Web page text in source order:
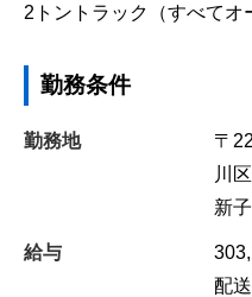
2トントラック（すべてオ
勤務条件
勤務地 〒
川
新
給与
配